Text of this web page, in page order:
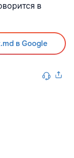
в
в Google